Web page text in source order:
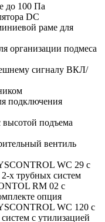
до 100 Па
DC
раме для
организации подмеса
сигналу ВКЛ/
подключения
подъема
вентиль
WC 29 с
х трубных систем
RM 02 с
опция
WC 120 с
с утилизацией